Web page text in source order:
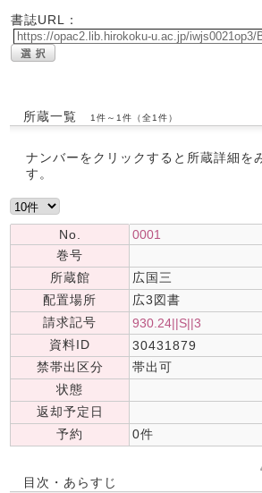
書誌URL：
所蔵一覧 1件～1件（全1件）
ナンバーをクリックすると所蔵詳細を
す。
No.
0001
巻号
所蔵館
広国三
配置場所
広3図書
請求記号
930.24||S||3
資料ID
30431879
禁帯出区分
帯出可
状態
返却予定日
予約
0件
目次・あらすじ